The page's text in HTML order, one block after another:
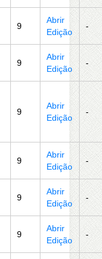
9
Abrir
Edição
-
9
Abrir
Edição
-
9
Abrir
Edição
-
9
Abrir
Edição
-
9
Abrir
Edição
-
9
Abrir
Edição
-